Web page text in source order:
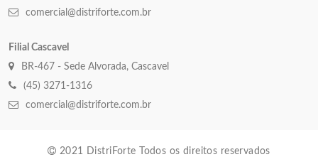
comercial@distriforte.com.br
Filial Cascavel
BR-467 - Sede Alvorada, Cascavel
(45) 3271-1316
comercial@distriforte.com.br
2021 DistriForte Todos os direitos reservados